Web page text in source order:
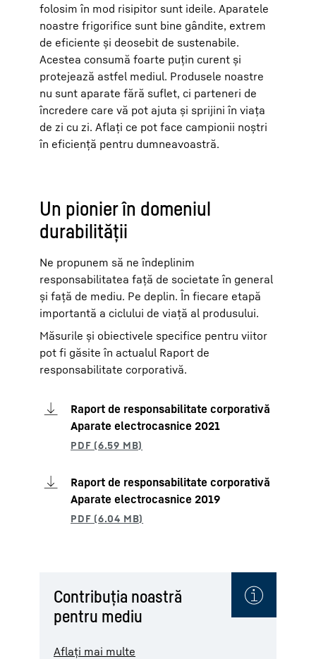
folosim în mod risipitor sunt ideile. Aparatele
noastre frigorifice sunt bine gândite, extrem
de eficiente și deosebit de sustenabile.
Acestea consumă foarte puțin curent și
protejează astfel mediul. Produsele noastre
nu sunt aparate fără suflet, ci parteneri de
încredere care vă pot ajuta și sprijini în viața
de zi cu zi. Aflați ce pot face campionii noștri
în eficiență pentru dumneavoastră.
Un pionier în domeniul
durabilității
Ne propunem să ne îndeplinim
responsabilitatea față de societate în general
și față de mediu. Pe deplin. În fiecare etapă
importantă a ciclului de viață al produsului.
Măsurile și obiectivele specifice pentru viitor
pot fi găsite în actualul Raport de
responsabilitate corporativă.
Raport de responsabilitate corporativă
Aparate electrocasnice 2021
Raport de responsabilitate corporativă
Aparate electrocasnice 2019
Contribuția noastră
pentru mediu
Aflați mai multe